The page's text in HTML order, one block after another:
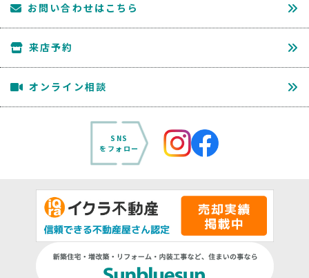
お問い合わせはこちら
来店予約
オンライン相談
SNS
をフォロー